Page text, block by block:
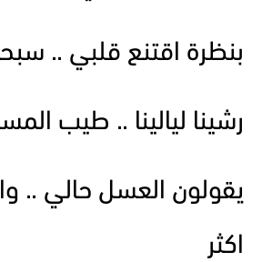
بنظرة اقتنع قلبي ..
رشينا ليالينا .. طيب
يقولون العسل حالي ..
اكثر